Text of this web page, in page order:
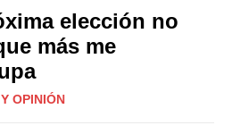
elección no
más me
OPINIÓN